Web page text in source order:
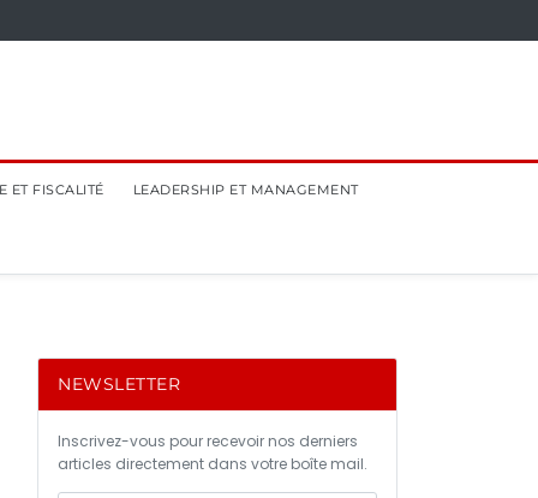
ET FISCALITÉ LEADERSHIP ET MANAGEMENT
NEWSLETTER
Inscrivez-vous pour recevoir nos derniers
articles directement dans votre boîte mail.